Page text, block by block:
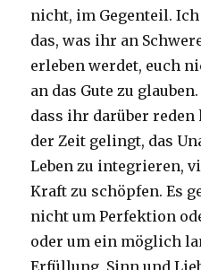
nicht, im Gegenteil.
das, was ihr an
erleben werdet, euch
an das Gute zu
dass ihr darüber
der Zeit gelingt, das
Leben zu integrieren,
Kraft zu schöpfen. Es
nicht um Perfektion
oder um ein möglich
Erfüllung, Sinn und